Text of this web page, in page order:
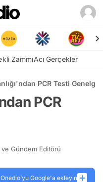
ZammıAcı Gerçekler
PCR Testi
PCR
Gündem Editörü
Onedio’yu Google'a ekleyin